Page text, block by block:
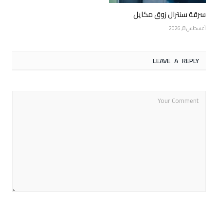
سرقة سنترال زوق مكايل
أغسطس 8, 2026
LEAVE A REPLY